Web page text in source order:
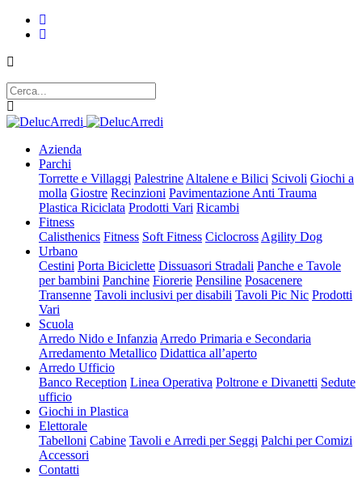
Azienda
Parchi
Torrette e Villaggi Palestrine Altalene e Bilici Scivoli Giochi a
molla Giostre Recinzioni Pavimentazione Anti Trauma
Plastica Riciclata Prodotti Vari Ricambi
Fitness
Calisthenics Fitness Soft Fitness Ciclocross Agility Dog
Urbano
Cestini Porta Biciclette Dissuasori Stradali Panche e Tavole
per bambini Panchine Fiorerie Pensiline Posacenere
Transenne Tavoli inclusivi per disabili Tavoli Pic Nic Prodotti
Vari
Scuola
Arredo Nido e Infanzia Arredo Primaria e Secondaria
Arredamento Metallico Didattica all’aperto
Arredo Ufficio
Banco Reception Linea Operativa Poltrone e Divanetti Sedute
ufficio
Giochi in Plastica
Elettorale
Tabelloni Cabine Tavoli e Arredi per Seggi Palchi per Comizi
Accessori
Contatti